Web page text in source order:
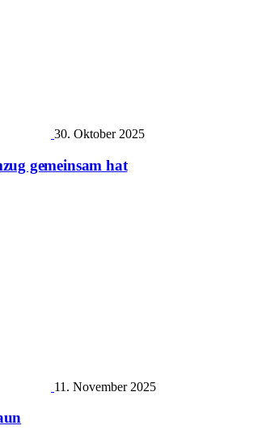
30. Oktober 2025
gemeinsam hat
11. November 2025